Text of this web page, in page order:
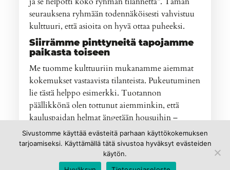
seurauksena ryhmään todennäköisesti vahvistuu
kulttuuri, että asioita on hyvä ottaa puheeksi.
Siirrämme pinttyneitä tapojamme
paikasta toiseen
Me tuomme kulttuuriin mukanamme aiemmat
kokemukset vastaavista tilanteista. Pukeutuminen
lie tästä helppo esimerkki. Tuotannon
päällikkönä olen tottunut aiemminkin, että
kauluspaidan helmat ängetään housuihin –
konsulttina annan paidan ”röklöttää” housujen
päällä. Konsultti on huomattavasti rennompi
kaveri kuin tuotantopäällikkö. Samoin lääkäri tai
poliisi käyttäytyy hyvin todennäköisesti samalla
Sivustomme käyttää evästeitä parhaan käyttökokemuksen
tarjoamiseksi. Käyttämällä tätä sivustoa hyväksyt evästeiden
käytön.